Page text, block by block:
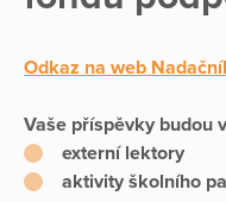
Odkaz na web
Vaše příspěvky budou
externí lektory
aktivity školního